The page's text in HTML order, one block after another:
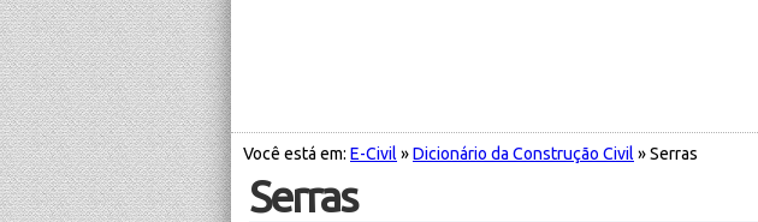
Você está em: E-Civil »Dicionário da Construção Civil » Serras
Serras